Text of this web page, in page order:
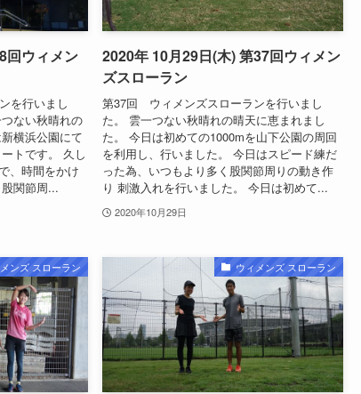
回ウィメン
を行いまし
ない秋晴れの
横浜公園にて
トです。 久し
、時間をかけ
関節周...
2020年 10月29日(木) 第37回ウィメン
ズスローラン
第37回 ウィメンズスローランを行いまし
た。 雲一つない秋晴れの晴天に恵まれまし
た。 今日は初めての1000mを山下公園の周回
を利用し、行いました。 今日はスピード練だ
った為、いつもより多く股関節周りの動き作
り 刺激入れを行いました。 今日は初めて...
2020年10月29日
ンズ スローラン ウィメンズ スローラン